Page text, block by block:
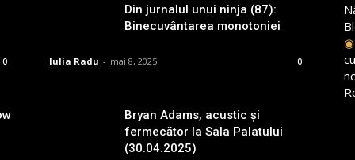
0
Din jurnalul unui ninja (87):
Binecuvântarea monotoniei
Iulia Radu - mai 8, 2025 0
Bryan Adams, acustic și
fermecător la Sala Palatului
(30.04.2025)